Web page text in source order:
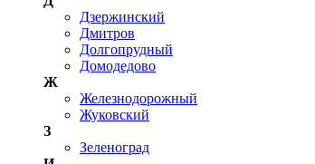
Дзержинский
Дмитров
Долгопрудный
Домодедово
Ж
Железнодорожный
Жуковский
З
Зеленоград